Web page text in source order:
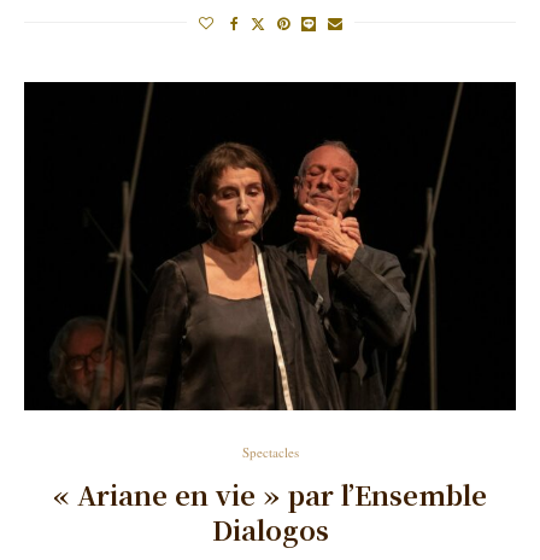
Spectacles
« Ariane en vie » par l’Ensemble
Dialogos